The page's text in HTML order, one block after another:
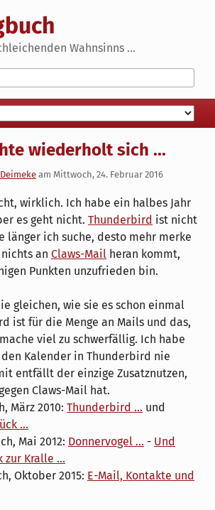
Wahnsinns ...
wiederholt sich ...
am Mittwoch, 24. Februar 2016
wirklich. Ich habe ein halbes Jahr
es geht nicht. Thunderbird ist nicht
länger ich suche, desto mehr merke
an Claws-Mail heran kommt,
Punkten unzufrieden bin.
gleichen, wie sie es schon einmal
ist für die Menge an Mails und das,
viel zu schwerfällig. Ich habe
Kalender in Thunderbird nie
entfällt der einzige Zusatznutzen,
Claws-Mail hat.
März 2010: Thunderbird ... und
...
Mai 2012: Donnervogel ... - Und
zur Kralle ...
Oktober 2015: E-Mail, Kontakte und